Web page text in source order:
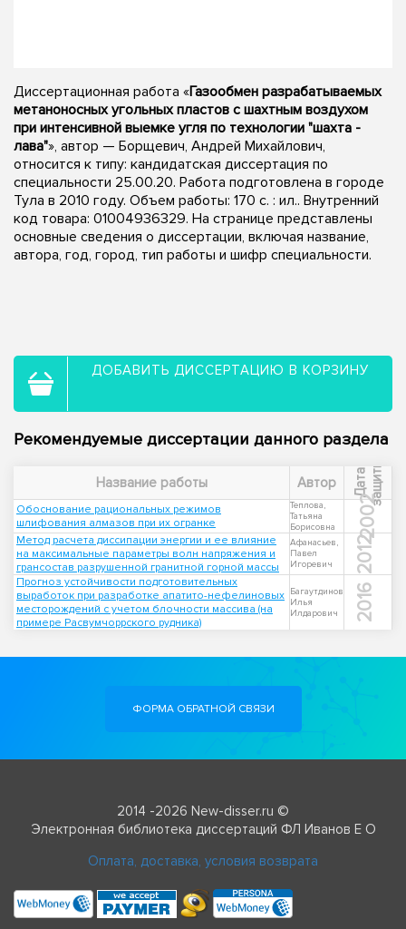
Диссертационная работа «Газообмен разрабатываемых
метаноносных угольных пластов с шахтным воздухом
при интенсивной выемке угля по технологии "шахта -
лава"», автор — Борщевич, Андрей Михайлович,
относится к типу: кандидатская диссертация по
специальности 25.00.20. Работа подготовлена в городе
Тула в 2010 году. Объем работы: 170 с. : ил.. Внутренний
код товара: 01004936329. На странице представлены
основные сведения о диссертации, включая название,
автора, год, город, тип работы и шифр специальности.
ДОБАВИТЬ ДИССЕРТАЦИЮ В КОРЗИНУ
Рекомендуемые диссертации данного раздела
Название работы Автор Д
а
т
а
з
а
щ
и
ты
Обоснование рациональных режимов
шлифования алмазов при их огранке
Теплова,
Татьяна
Борисовна
2002
Метод расчета диссипации энергии и ее влияние
на максимальные параметры волн напряжения и
грансостав разрушенной гранитной горной массы
Афанасьев,
Павел
Игоревич
2012
Прогноз устойчивости подготовительных
выработок при разработке апатито-нефелиновых
месторождений с учетом блочности массива (на
примере Расвумчоррского рудника)
Багаутдинов
Илья
Илдарович
2016
ФОРМА ОБРАТНОЙ СВЯЗИ
2014 -2026 New-disser.ru ©
Электронная библиотека диссертаций ФЛ Иванов Е О
Оплата, доставка, условия возврата